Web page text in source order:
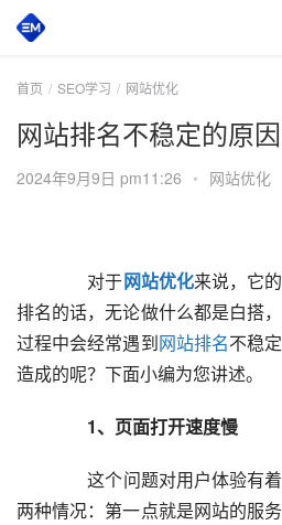
首页 SEO学习 网站优化
网站排名不稳定的原
2024年9月9日 pm11:26 • 网站优化
  	  对于
网站优化来说，它
排名的话，无论做什么都是白搭
过程中会经常遇到网站排名不稳
造成的呢？下面小编为您讲述。
1、页面打开速度慢
两种情况：第一点就是网站的服